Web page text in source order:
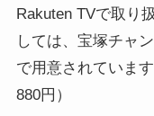
Rakuten TVで取り
しては、宝塚チャ
で用意されていま
880円）